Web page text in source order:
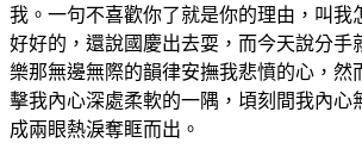
我。一句不喜歡你了就是你的理由，叫我
好好的，還說國慶出去耍，而今天說分手
樂那無邊無際的韻律安撫我悲憤的心，然
擊我內心深處柔軟的一隅，頃刻間我內心
成兩眼熱淚奪眶而出。